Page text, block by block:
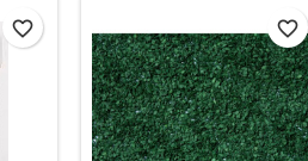
favorite_border favorite_border